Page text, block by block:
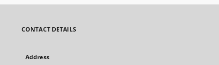
CONTACT DETAILS
Address